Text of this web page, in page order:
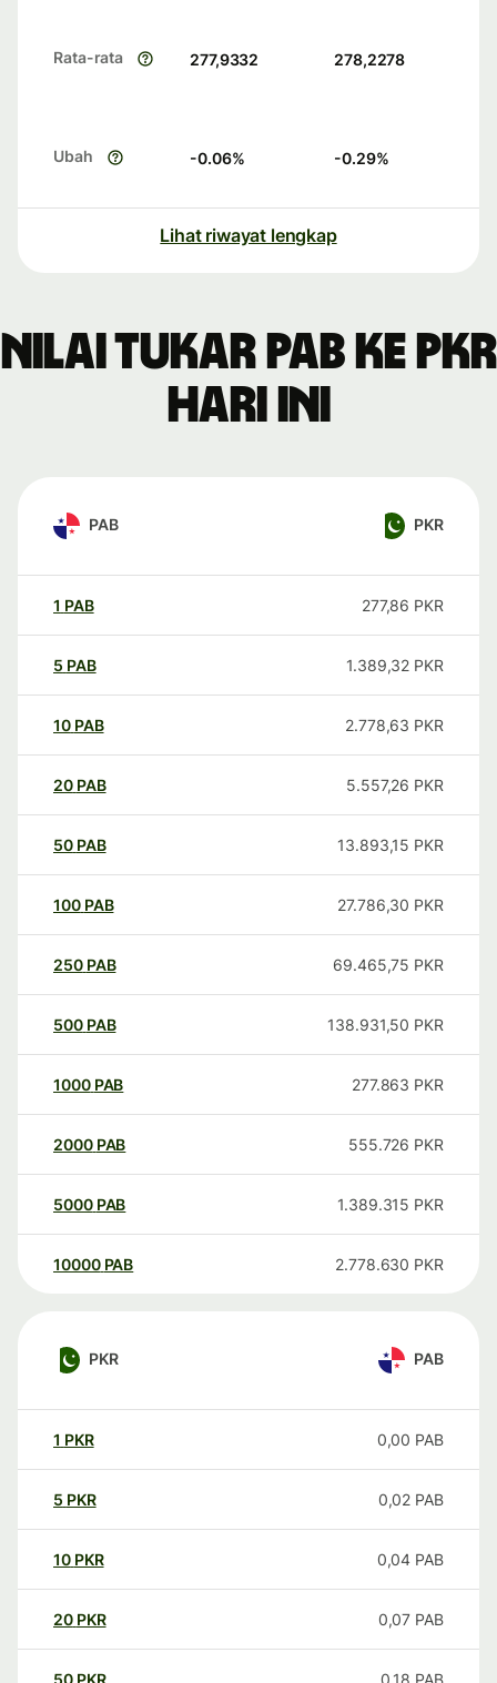
Rata-rata 277,9332 278,2278
Ubah -0.06% -0.29%
Lihat riwayat lengkap
Nilai tukar PAB ke PKR
hari ini
PAB PKR
1 PAB 277,86 PKR
5 PAB 1.389,32 PKR
10 PAB 2.778,63 PKR
20 PAB 5.557,26 PKR
50 PAB 13.893,15 PKR
100 PAB 27.786,30 PKR
250 PAB 69.465,75 PKR
500 PAB 138.931,50 PKR
1000 PAB 277.863 PKR
2000 PAB 555.726 PKR
5000 PAB 1.389.315 PKR
10000 PAB 2.778.630 PKR
PKR PAB
1 PKR 0,00 PAB
5 PKR 0,02 PAB
10 PKR 0,04 PAB
20 PKR 0,07 PAB